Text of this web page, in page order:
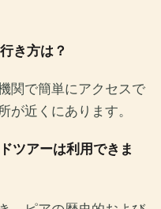
き方は？
関で簡単にアクセスで
が近くにあります。
ツアーは利用できま